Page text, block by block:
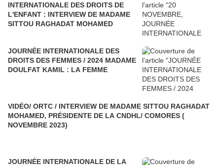
INTERNATIONALE DES DROITS DE
L'ENFANT : INTERVIEW DE MADAME
SITTOU RAGHADAT MOHAMED
JOURNÉE INTERNATIONALE DES
DROITS DES FEMMES / 2024 MADAME
DOULFAT KAMIL : LA FEMME
VIDÉO/ ORTC / INTERVIEW DE MADAME SITTOU RAGHADAT
MOHAMED, PRÉSIDENTE DE LA CNDHL/ COMORES (
NOVEMBRE 2023)
JOURNÉE INTERNATIONALE DE LA